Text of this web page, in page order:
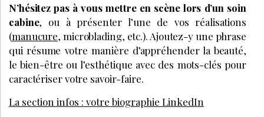
N’hésitez pas à vous mettre en scène lors d’un soin
cabine, ou à présenter l’une de vos réalisations
(manucure, microblading, etc.). Ajoutez-y une phrase
qui résume votre manière d’appréhender la beauté,
le bien-être ou l’esthétique avec des mots-clés pour
caractériser votre savoir-faire.
La section infos : votre biographie LinkedIn